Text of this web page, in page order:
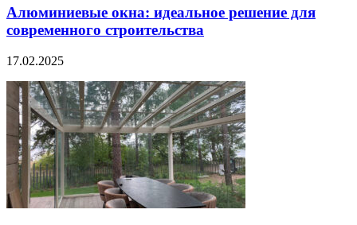
Алюминиевые окна: идеальное решение для
современного строительства
17.02.2025